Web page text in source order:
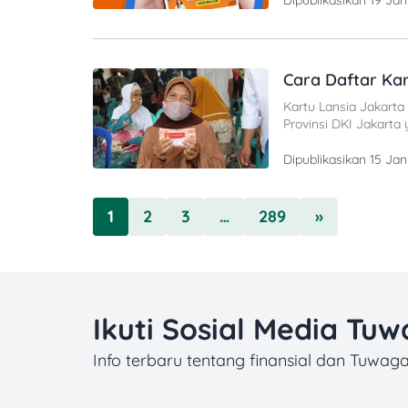
Cara Daftar
Kartu Lansia
Provinsi DKI Jakarta
langsung ke
Dipublikasikan 15
1 2 3 … 289 »
Ikuti Sosial Media
Info terbaru tentang finansial dan Tuwaga